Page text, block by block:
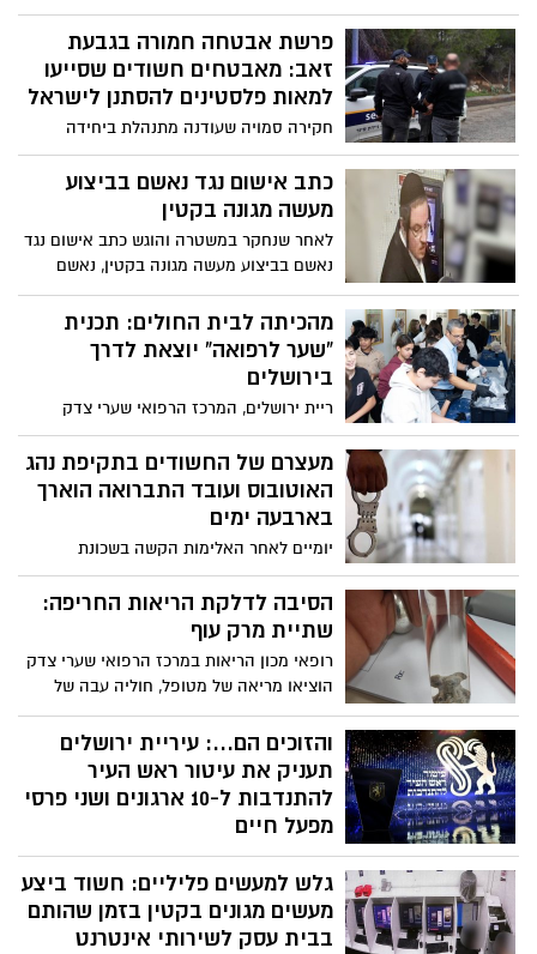
במחלקות הילדים בשני קמפוסי הדסה
מאושפזים בימים אלו ילדים רבים במצב
קשה; הצוותים קוראים לציבור להקפיד על
חיסוני שגרה וחיסוני שפעת
פרשת אבטחה חמורה בגבעת
זאב: מאבטחים חשודים שסייעו
למאות פלסטינים להסתנן לישראל
חקירה סמויה שעודנה מתנהלת ביחידה
המרכזית של מחוז ירושלים, חשפה כי
המאבטחים ונוספים, סייעו למאות פלסטינים
להיכנס לשטח מדינת ישראל. עם מעבר
היחידה המרכזית מספר מאבטחים ונוספים
לחקירה שעודנה מתנהלת
כתב אישום נגד נאשם בביצוע
מעשה מגונה בקטין
לאחר שנחקר במשטרה והוגש כתב אישום נגד
נאשם בביצוע מעשה מגונה בקטין, נאשם
שפרטיו נאסרו בפרסום עד כה על ידי בית
משפט בניגוד לבקשת חוקרי המשטרה, הוסר
הצו וכעת עדיין מנסה המשטרה לאתר
קורבנות נוספים
מהכיתה לבית החולים: תכנית
“שער לרפואה” יוצאת לדרך
בירושלים
ריית ירושלים, המרכז הרפואי שערי צדק
ושותפים נוספים יוצאים במהלך חינוכי רפואי
לחיבור תלמידי העיר לעולם הרפואה
והחדשנות הטכנולוגית בתחום
מעצרם של החשודים בתקיפת נהג
האוטובוס ועובד התברואה הוארך
בארבעה ימים
יומיים לאחר האלימות הקשה בשכונת
מגוריהם, שני צעירים בני 17 ו-18 הובאו שוב
לבית המשפט, שהורה להשאירם במעצר עד
9.12 לצורך השלמת החקירה. השניים חשודים
שיניים וחשש לשברים. החקירה נמשכת
הסיבה לדלקת הריאות החריפה:
שתיית מרק עוף
רופאי מכון הריאות במרכז הרפואי שערי צדק
הוציאו מריאה של מטופל, חוליה עבה של
עצם שכנראה בלע במהלך שתית מרק עוף.
העצם גרמה לדלקת ריאות חריפה שלוותה
בחסימת ריאות מסכנת חיים
והזוכים הם...: עיריית ירושלים
תעניק את עיטור ראש העיר
להתנדבות ל-10 ארגונים ושני פרסי
מפעל חיים
השנה הוגשו מעל 150 מועמדויות - 53 במסלול
הארגונים ו-102 במסלול מפעל חיים. מתוכן,
בחרה ועדת השיפוט בראשות השופט בדימוס
יוסף שפירא, ב-10 ארגונים ושני פרסי מפעל
גלש למעשים פליליים: חשוד ביצע
מעשים מגונים בקטין בזמן שהותם
בבית עסק לשירותי אינטרנט